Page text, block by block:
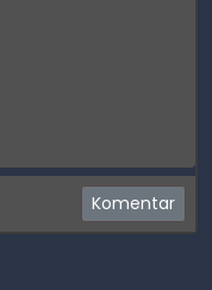
Komentar